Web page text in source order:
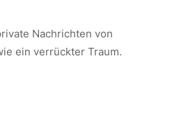
Nachrichten von
ein verrückter Traum.